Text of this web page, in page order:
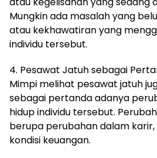
Mungkin ada masalah yang
atau kekhawatiran yang
individu tersebut.
4. Pesawat Jatuh sebagai
Mimpi melihat pesawat jatuh
sebagai pertanda adanya
hidup individu tersebut.
berupa perubahan dalam
kondisi keuangan.